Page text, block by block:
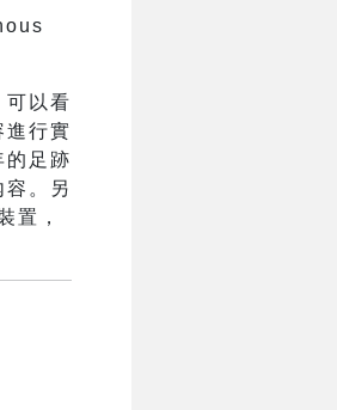
可以看
進行實
的足跡
。另
置，